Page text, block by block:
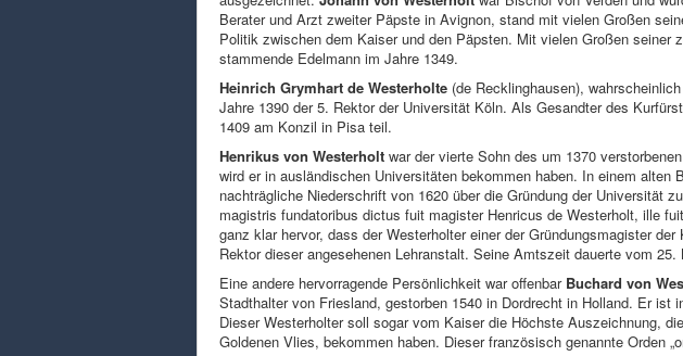
Berater und Arzt zweiter Päpste in Avignon, stand mit vielen Großen
Politik zwischen dem Kaiser und den Päpsten. Mit vielen Großen seiner
stammende Edelmann im Jahre 1349.
Heinrich Grymhart de Westerholte (de Recklinghausen),
Jahre 1390 der 5. Rektor der Universität Köln. Als Gesandter des
1409 am Konzil in Pisa teil.
Henrikus von Westerholt war der vierte Sohn des um 1370
wird er in ausländischen Universitäten bekommen haben. In einem alten
nachträgliche Niederschrift von 1620 über die Gründung der Universität
magistris fundatoribus dictus fuit magister Henricus de Westerholt, ille
ganz klar hervor, dass der Westerholter einer der Gründungsmagister
Rektor dieser angesehenen Lehranstalt. Seine Amtszeit dauerte vom
Eine andere hervorragende Persönlichkeit war offenbar Buchard von
Stadthalter von Friesland, gestorben 1540 in Dordrecht in Holland. Er ist
Dieser Westerholter soll sogar vom Kaiser die Höchste Auszeichnung,
Goldenen Vlies, bekommen haben. Dieser französisch genannte Orden